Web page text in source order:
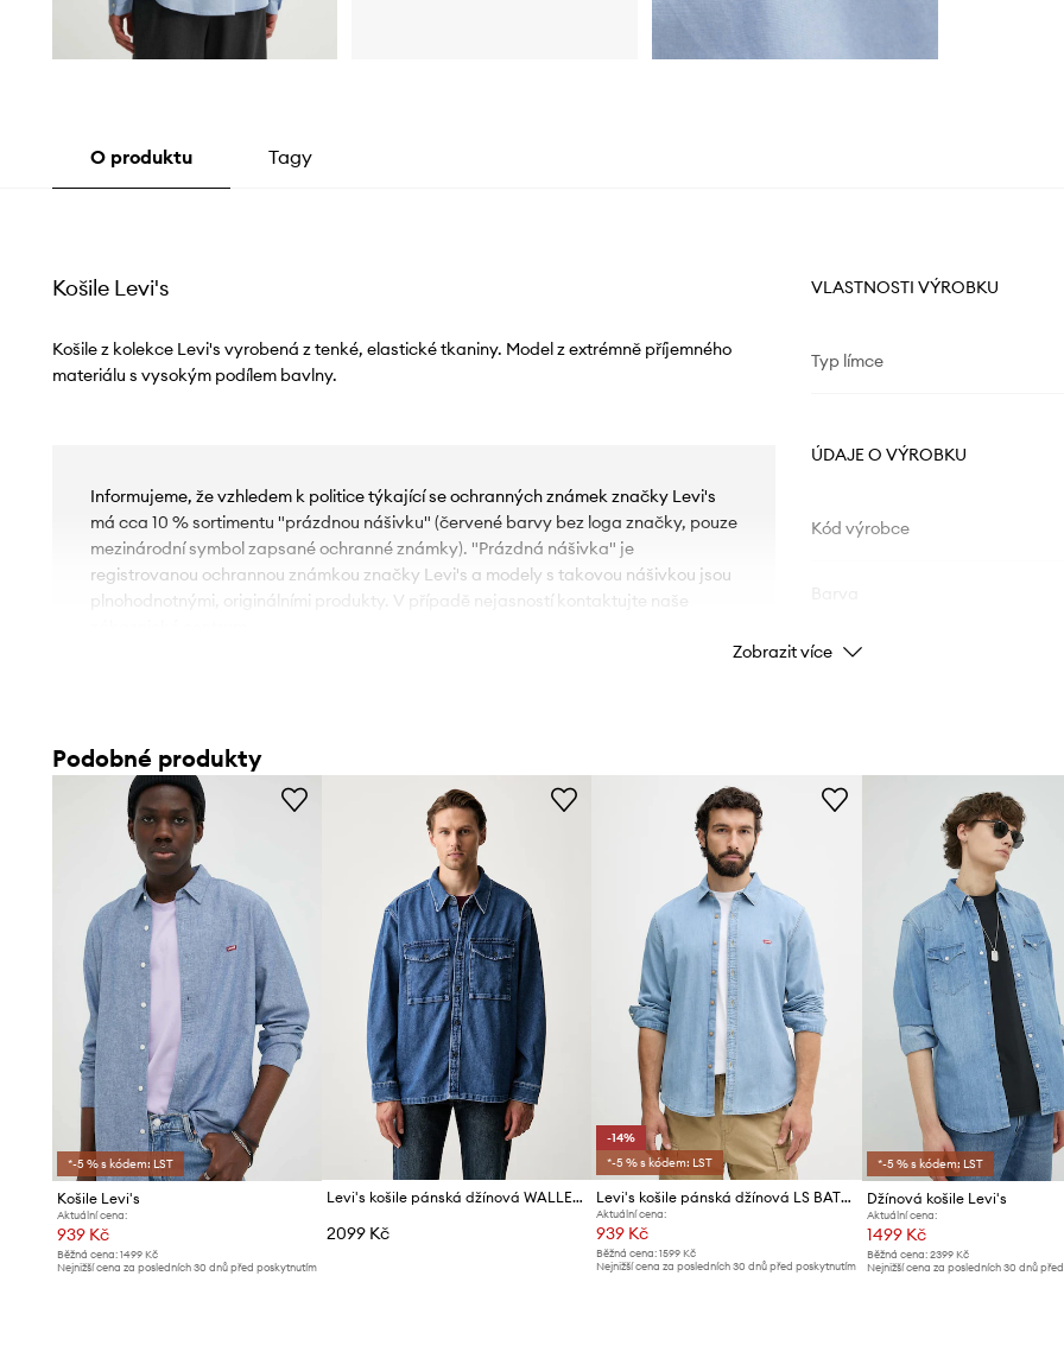
O produktu Tagy
Košile Levi's
Košile z kolekce Levi's vyrobená z tenké, elastické tkaniny. Model z extrémně příjemného
materiálu s vysokým podílem bavlny.
Informujeme, že vzhledem k politice týkající se ochranných známek značky Levi's
má cca 10 % sortimentu "prázdnou nášivku" (červené barvy bez loga značky, pouze
mezinárodní symbol zapsané ochranné známky). "Prázdná nášivka" je
registrovanou ochrannou známkou značky Levi's a modely s takovou nášivkou jsou
plnohodnotnými, originálními produkty. V případě nejasností kontaktujte naše
- Vyšité logo značky na přední straně.
- Pohodlné zapínání na knoflík usnadňuje nazouvání a svlékání.
- Obvod límce: 44 cm.
- Délka rukávu: 64,5 cm.
- Délka: 70 cm.
- Šířka v podpaží: 55 cm.
- Šířka v ramenou: 45 cm.
- Rozměry pro velikost: L.
VLASTNOSTI VÝROBKU
Typ límce
ÚDAJE O VÝROBKU
Kód výrobce
Značka
ID produktu
Zobrazit více
Podobné produkty
*-5 % s kódem: LST
Košile Levi's
Aktuální cena:
939 Kč
Běžná cena: 1499 Kč
Nejnižší cena za posledních 30 dnů před poskytnutím
Levi's košile pánská džínová WALLER RELAX
2099 Kč
-14%
*-5 % s kódem: LST
Levi's košile pánská džínová LS BATTERY HM SHIRT SLIM
Aktuální cena:
939 Kč
Běžná cena: 1599 Kč
Nejnižší cena za posledních 30 dnů před poskytnutím
*-5 % s kódem: LST
Džínová košile Levi's
Aktuální cena:
1499 Kč
Běžná cena: 2399 Kč
Nejnižší cena za posledních 30 dnů